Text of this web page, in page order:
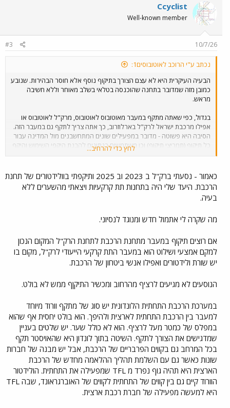
Ccyclist
Well-known member
10/7/26
#3
נכתב ע"י הרוכב לאוטובוסים1:
הבעיה העיקרית היא לא עצם הצורך בתיקוף נוסף אלא חוסר הבהירות. שנובע
כמובן מזה שמדובר בתחנה שהוכנסה בטלאי בשלב מאוחר וללא חשיבה
מראש.
בגדול, כפי שאתה מתקף במעבר מאוטובוס לאוטובוס, מרק"ל לאוטובוס או
אפילו מרכבת ישראל לרק"ל בארלוזרוב, כך אתה צריך לתקף גם במעבר הזה.
הסיבה היא פשוטה - מדובר במפעילים שונים המתחשבנים מול המדינה עבור
כל תיקוף (תמריצי תיקוף) וכן משתמשים בנתונים להבנת היקפי השימוש והיקף
בעזרת שערים לתחנת קרית אריה, אבל לא תוכנן מקום לאולם כזה וכך
נשארנו עם הפורמט של "תיקוף בתחנה ברחוב" ברק"ל קרית אריה שהוא
באמת לא אינטואיטיבי.
למעשה לו זה תוכנן נכון, אם הגעת מבחוץ, אתה לא אמור לתקף בכלל ברכבת
שונים באותו מתח"ם כך שזה כשלעצמו אולי לא נוח אבל לא נופל להגדרה של
"לא סביר". לא זכור לי שנתקלתי במקומות שבהם אתה חייב לתקף עבור
אמצעי שאתה לא משתמש בו רק כדי לעבור דרכו לאמצעי שאתה כן צריך.
אבל אני מסכים איתך שכשלו בניתוח "מסע הנוסע" כדי להצליח לתת מענה
רק"ל, גם וגם) מקשה על מציאת פתרון נוח לכולם אבל בהחלט יש פתרונות
לחץ כדי להרחיב...
כאמור - נסעתי ברק"ל ב 2023 וב 2025 ותיקפתי בוולידטורים של תחנת
הרכבת. היעד שלי היה בתחנות תת קרקעיות ויצאתי מהשערים ללא
בעיה.
מה שקרה לי אתמול חדש ומנוגד לנסיוני.
אם רוצים תיקוף במעבר מתחנת הרכבת לתחנת הרק"ל המקום הנכון
למקם אמצעי ושילוט הוא במעבר התת קרקעי הייעודי לרק"ל, מקום בו
יש שורת ולידטורים ואפילו אנשי ביטחון של הרכבת.
הנוסעים לא מגיעים לרציף מהרחוב ומכשיר התיקןף ממש לא בולט.
במערכת הרכבת התחתית הלונדונית יש סוג של מתקף וורוד מיוחד
למעבר בין הרכבת התחתית לארצית ולהיפך. הוא בולט יחסית אף שהוא
במפלס של כמטר מעל לרציף. הוא לא כולל שער. יש שלטים בעניין
שמדגישים את הצורך לתקף. השיטה בתוך לונדון היא שהאויסטר תקף
בכל המרחב גם בקווים הפרבריים של הרכבת, אבל יש מבנה של חברות
שונות כאשר גם עם השלמת תהליך ההלאמה מחדש של הרכבת
הארצית היא תהיה גוף נפרד מ TFL שמפעילה את התחתית. הולידטור
הוורוד קיים גם בין קווים של התחתית לקווים של האוברגראונד, שבה TFL
היא למעשה מפעילה של חברת רכבת ארצית.